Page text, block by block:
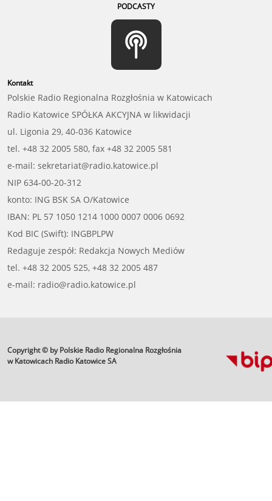
PODCASTY
Kontakt
Polskie Radio Regionalna Rozgłośnia w Katowicach
Radio Katowice SPÓŁKA AKCYJNA w likwidacji
ul. Ligonia 29, 40-036 Katowice
tel. +48 32 2005 580, fax +48 32 2005 581
e-mail: sekretariat@radio.katowice.pl
NIP 634-00-20-312
konto: ING BSK SA O/Katowice
IBAN: PL 57 1050 1214 1000 0007 0006 0692
Kod BIC (Swift): INGBPLPW
Redaguje zespół: Redakcja Nowych Mediów
tel. +48 32 2005 525, +48 32 2005 487
e-mail: radio@radio.katowice.pl
Copyright © by Polskie Radio Regionalna Rozgłośnia
w Katowicach Radio Katowice SA